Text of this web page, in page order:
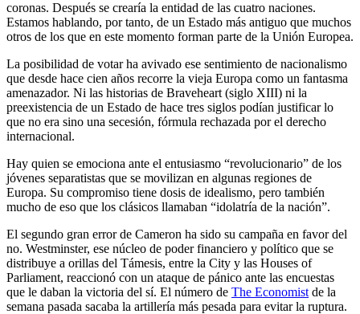
coronas. Después se crearía la entidad de las cuatro naciones.
Estamos hablando, por tanto, de un Estado más antiguo que muchos
otros de los que en este momento forman parte de la Unión Europea.
La posibilidad de votar ha avivado ese sentimiento de nacionalismo
que desde hace cien años recorre la vieja Europa como un fantasma
amenazador. Ni las historias de Braveheart (siglo XIII) ni la
preexistencia de un Estado de hace tres siglos podían justificar lo
que no era sino una secesión, fórmula rechazada por el derecho
internacional.
Hay quien se emociona ante el entusiasmo “revolucionario” de los
jóvenes separatistas que se movilizan en algunas regiones de
Europa. Su compromiso tiene dosis de idealismo, pero también
mucho de eso que los clásicos llamaban “idolatría de la nación”.
El segundo gran error de Cameron ha sido su campaña en favor del
no. Westminster, ese núcleo de poder financiero y político que se
distribuye a orillas del Támesis, entre la City y las Houses of
Parliament, reaccionó con un ataque de pánico ante las encuestas
que le daban la victoria del sí. El número de The Economist de la
semana pasada sacaba la artillería más pesada para evitar la ruptura.